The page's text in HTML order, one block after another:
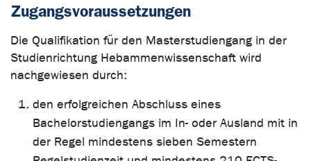
Zugangsvoraussetzungen
Die Qualifikation für den Masterstudiengang in der
Studienrichtung Hebammenwissenschaft wird
nachgewiesen durch:
den erfolgreichen Abschluss eines
Bachelorstudiengangs im In- oder Ausland mit in
der Regel mindestens sieben Semestern